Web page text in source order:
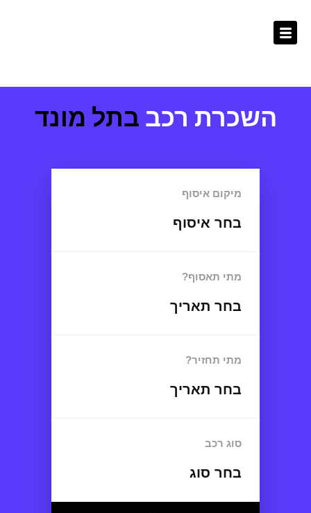
לתוכן
השכרת רכב בתל מונד
מיקום איסוף
בחר איסוף
מתי תאסוף?
בחר תאריך
מתי תחזיר?
בחר תאריך
סוג רכב
בחר סוג